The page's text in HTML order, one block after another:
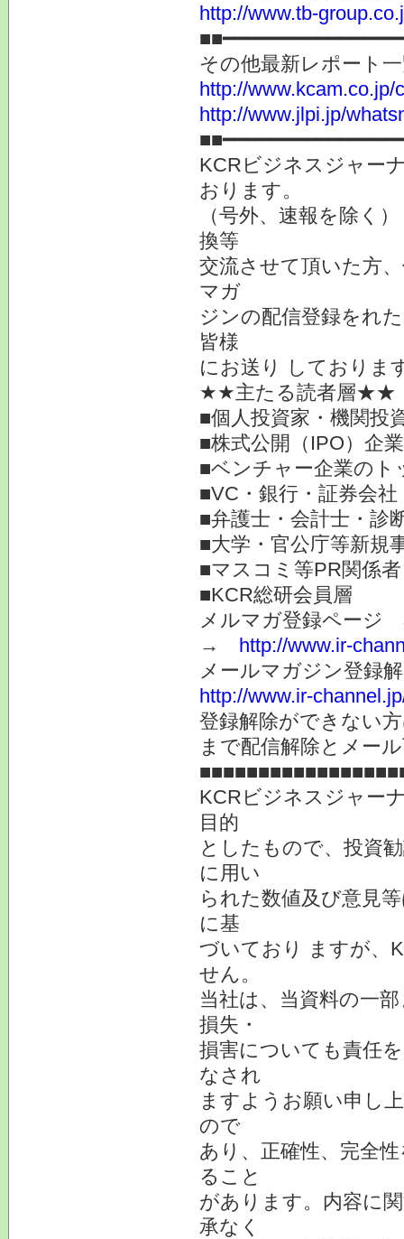
http://www.tb-
その他最新レポート
http://www.kcam.co.jp/
http://www.jlpi.jp/
KCRビジネスジャー
おります。
（号外、速報を除く
換等
交流させて頂いた方
マガ
ジンの配信登録をれ
皆様
にお送り しておりま
★★主たる読者層★★
■個人投資家・機関投
■株式公開（IPO）企
■ベンチャー企業のト
■VC・銀行・証券会
■弁護士・会計士・診
■大学・官公庁等新規
■マスコミ等PR関係者
■KCR総研会員層
メルマガ登録ページ
→ http://www.ir-
メールマガジン登録
http://www.ir-
登録解除ができない
まで配信解除とメー
KCRビジネスジャー
目的
としたもので、投資
に用い
られた数値及び意見
に基
づいており ますが、
せん。
当社は、当資料の一
損失・
損害についても責任
なされ
ますようお願い申し
ので
あり、正確性、完全
ること
があります。内容に
承なく